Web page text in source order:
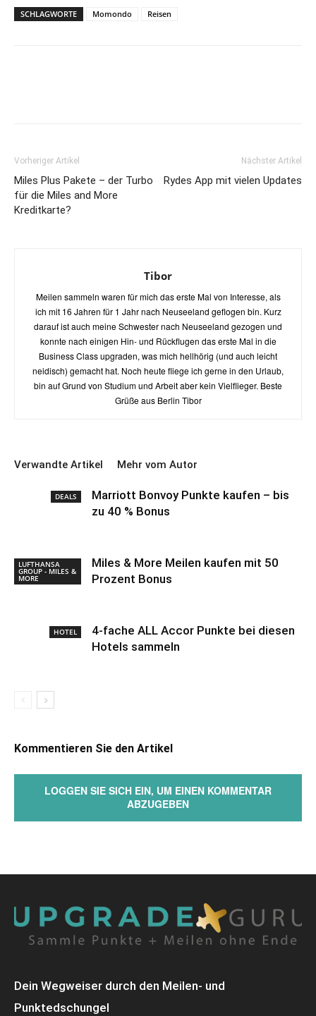
SCHLAGWORTE Momondo Reisen
Vorheriger Artikel
Miles Plus Pakete – der Turbo
für die Miles and More
Kreditkarte?
Nächster Artikel
Rydes App mit vielen Updates
Tibor
Meilen sammeln waren für mich das erste Mal von Interesse, als
ich mit 16 Jahren für 1 Jahr nach Neuseeland geflogen bin. Kurz
darauf ist auch meine Schwester nach Neuseeland gezogen und
konnte nach einigen Hin- und Rückflugen das erste Mal in die
Business Class upgraden, was mich hellhörig (und auch leicht
neidisch) gemacht hat. Noch heute fliege ich gerne in den Urlaub,
bin auf Grund von Studium und Arbeit aber kein Vielflieger. Beste
Grüße aus Berlin Tibor
Verwandte Artikel Mehr vom Autor
DEALS
Marriott Bonvoy Punkte kaufen – bis
zu 40 % Bonus
LUFTHANSA
GROUP - MILES &
MORE
Miles & More Meilen kaufen mit 50
Prozent Bonus
HOTEL
4-fache ALL Accor Punkte bei diesen
Hotels sammeln
Kommentieren Sie den Artikel
LOGGEN SIE SICH EIN, UM EINEN KOMMENTAR
ABZUGEBEN
Dein Wegweiser durch den Meilen- und
Punktedschungel